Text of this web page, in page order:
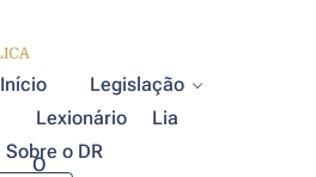
Início
Legislação
Lexionário
Lia
Sobre o DR
O